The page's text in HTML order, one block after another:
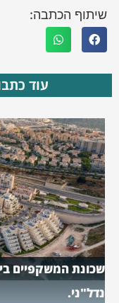
שיתוף הכתבה:
עוד
שכונת המשקפיים
נדל"ני.